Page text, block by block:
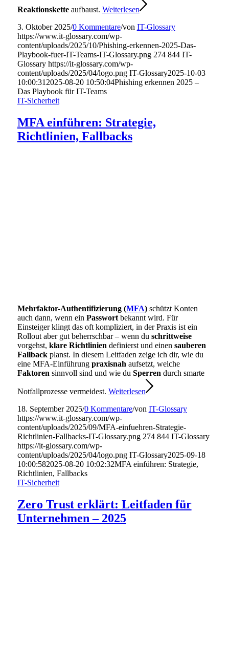
Reaktionsketteaufbaust. Weiterlesen
3. Oktober 2025/0 Kommentare/von IT-Glossary
https://www.it-glossary.com/wp-
content/uploads/2025/10/Phishing-erkennen-2025-Das-
Playbook-fuer-IT-Teams-IT-Glossary.png 274 844 IT-
Glossary https://it-glossary.com/wp-
content/uploads/2025/04/logo.png IT-Glossary2025-10-03
10:00:31 2025-08-20 10:50:04Phishing erkennen 2025 –
Das Playbook für IT-Teams
IT-Sicherheit
MFA einführen: Strategie,
Richtlinien, Fallbacks
Mehrfaktor-Authentifizierung (MFA)schützt Konten
auch dann, wenn ein Passwortbekannt wird. Für
Einsteiger klingt das oft kompliziert, in der Praxis ist ein
Rollout aber gut beherrschbar – wenn du schrittweise
vorgehst, klare Richtlinien definierst und einen sauberen
Fallbackplanst. In diesem Leitfaden zeige ich dir, wie du
eine MFA-Einführung praxisnah aufsetzt, welche
Faktoren sinnvoll sind und wie du Sperren durch smarte
Notfallprozesse vermeidest. Weiterlesen
18. September 2025/0 Kommentare/von IT-Glossary
https://www.it-glossary.com/wp-
content/uploads/2025/09/MFA-einfuehren-Strategie-
Richtlinien-Fallbacks-IT-Glossary.png 274 844 IT-Glossary
https://it-glossary.com/wp-
content/uploads/2025/04/logo.png IT-Glossary2025-09-18
10:00:582025-08-20 10:02:32MFA einführen: Strategie,
Richtlinien, Fallbacks
IT-Sicherheit
Zero Trust erklärt: Leitfaden für
Unternehmen – 2025